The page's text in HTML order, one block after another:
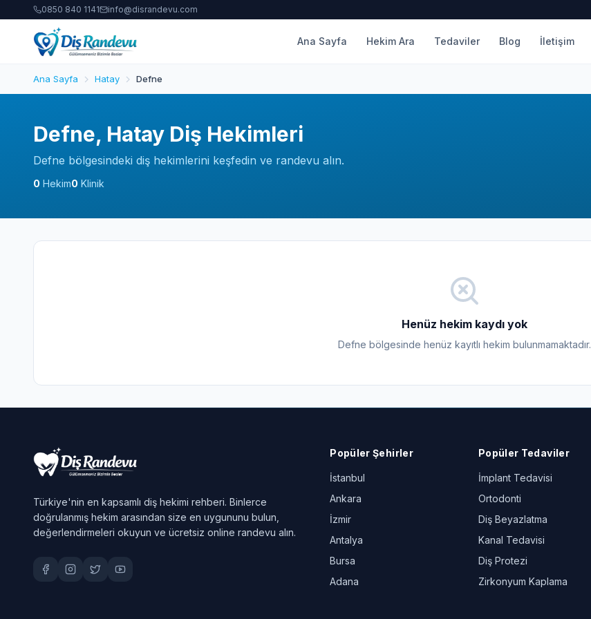
0850 840 1141 info@disrandevu.com
Ana Sayfa Hekim Ara Tedaviler Blog İletişim
Ana Sayfa Hatay Defne
Defne, Hatay Diş Hekimleri
Defne bölgesindeki diş hekimlerini keşfedin ve randevu alın.
0 Hekim0 Klinik
Henüz hekim kaydı yok
Defne bölgesinde henüz kayıtlı hekim bulunmamaktadır.
Türkiye'nin en kapsamlı diş hekimi rehberi. Binlerce
doğrulanmış hekim arasından size en uygununu bulun,
değerlendirmeleri okuyun ve ücretsiz online randevu alın.
Popüler Şehirler
İstanbul
Ankara
İzmir
Antalya
Bursa
Adana
Popüler Tedaviler
İmplant Tedavisi
Ortodonti
Diş Beyazlatma
Kanal Tedavisi
Diş Protezi
Zirkonyum Kaplama